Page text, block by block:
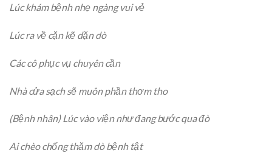
Lúc khám bệnh nhẹ ngàng vui vẻ
Lúc ra về cặn kẽ dặn dò
Các cô phục vụ chuyên cần
Nhà cửa sạch sẽ muôn phần thơm tho
(Bệnh nhân) Lúc vào viện như đang bước qua đò
Ai chèo chống thăm dò bệnh tật